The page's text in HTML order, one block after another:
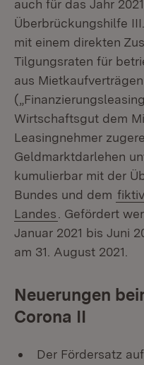
auch für das Jahr
Überbrückungshilfe
mit einem direkten
Tilgungsraten für
aus
Wirtschaftsgut dem
Leasingnehmer
Geldmarktdarlehen
kumulierbar mit der
Bundes und dem
Landes
. Gefördert
Januar 2021 bis Juni
am 31. August 2021.
Neuerungen
Corona II
Der Fördersatz